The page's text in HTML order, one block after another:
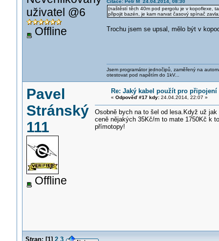
uživatel @6
Offline
Citace: Petr M 24.04.2014, 08:30
(naštěstí těch 40m pod pergolu je v kopoflexe,
připojit bazén, je kam narvat časový spínač
Trochu jsem se upsal, mělo být v
Jsem programátor jednočipů, zaměřený na
otestovat pod napětím do 1kV...
Pavel
Stránský
111
Offline
Re: Jaký kabel použít pro
« Odpověď #17 kdy:24.04.2014, 22:07 »
Osobně bych na to šel od lesa.Když už
ceně nějakých 35Kč/m to mate 1750Kč k
přímotopy!
Stran: [1] 2 3